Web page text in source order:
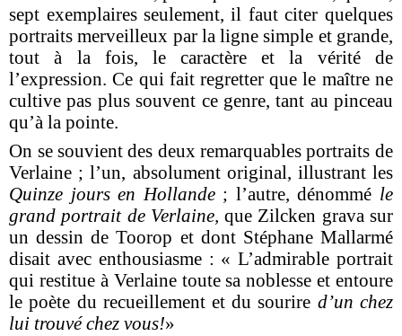
sept exemplaires seulement, il faut citer quelques
portraits merveilleux par la ligne simple et grande,
tout à la fois, le caractère et la vérité de
l’expression. Ce qui fait regretter que le maître ne
cultive pas plus souvent ce genre, tant au pinceau
qu’à la pointe.
On se souvient des deux remarquables portraits de
Verlaine ; l’un, absolument original, illustrant les
Quinze jours en Hollande; l’autre, dénommé le
grand portrait de Verlaine, que Zilcken grava sur
un dessin de Toorop et dont Stéphane Mallarmé
disait avec enthousiasme : « L’admirable portrait
qui restitue à Verlaine toute sa noblesse et entoure
le poète du recueillement et du sourire d’un chez
lui trouvé chez vous!»